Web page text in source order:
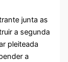
junta as
a segunda
pleiteada
a